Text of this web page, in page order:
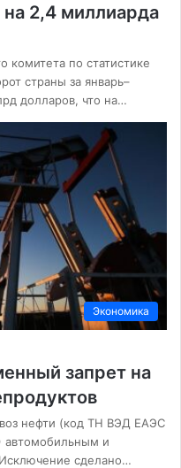
на 2,4 миллиарда
комитета по статистике
страны за январь–
долларов, что на…
Экономика
запрет на
нефти (код ТН ВЭД ЕАЭС
автомобильным и
сделано…